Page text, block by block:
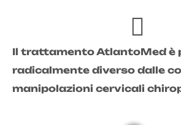
Il trattamento AtlantoMed è
radicalmente diverso dalle
manipolazioni cervicali